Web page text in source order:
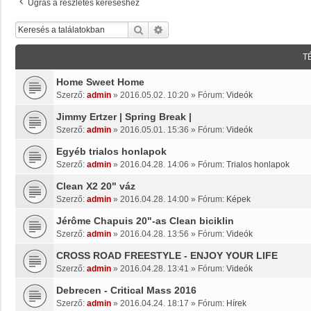
Ugrás a részletes kereséshez
Keresés
Home Sweet Home
Szerző: admin » 2016.05.02. 10:20 » Fórum: Videók
Jimmy Ertzer | Spring Break |
Szerző: admin » 2016.05.01. 15:36 » Fórum: Videók
Egyéb trialos honlapok
Szerző: admin » 2016.04.28. 14:06 » Fórum: Trialos honlapok
Clean X2 20" váz
Szerző: admin » 2016.04.28. 14:00 » Fórum: Képek
Jérôme Chapuis 20"-as Clean biciklin
Szerző: admin » 2016.04.28. 13:56 » Fórum: Videók
CROSS ROAD FREESTYLE - ENJOY YOUR LIFE
Szerző: admin » 2016.04.28. 13:41 » Fórum: Videók
Debrecen - Critical Mass 2016
Szerző: admin » 2016.04.24. 18:17 » Fórum: Hírek